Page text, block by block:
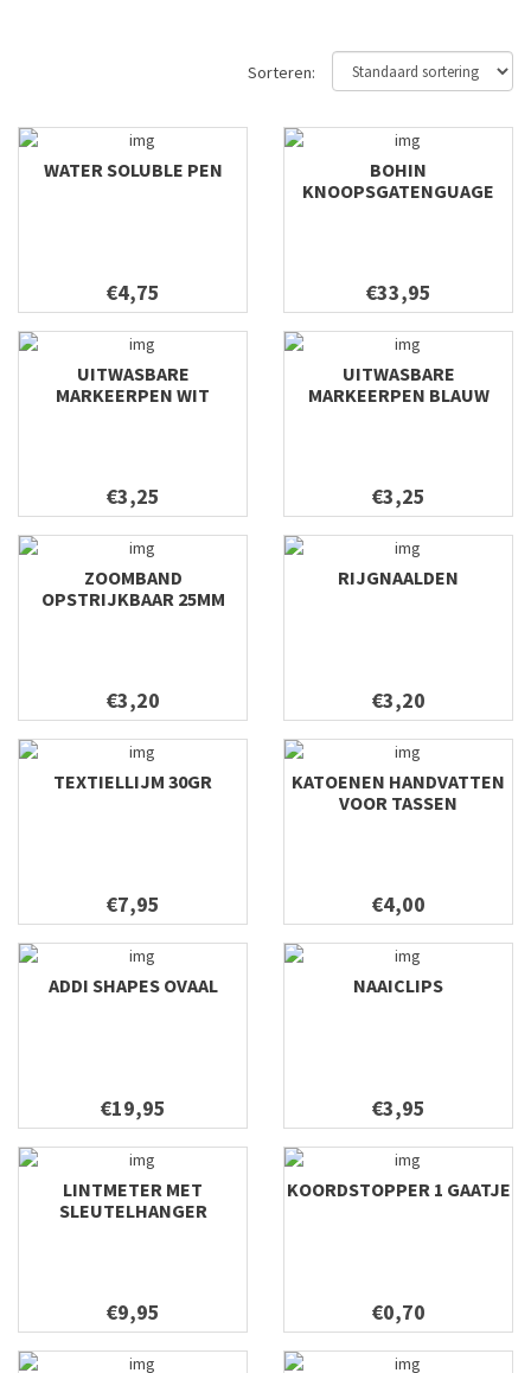
Sorteren:
WATER SOLUBLE PEN
€4,75
BOHIN
KNOOPSGATENGUAGE
€33,95
UITWASBARE
MARKEERPEN WIT
€3,25
UITWASBARE
MARKEERPEN BLAUW
€3,25
ZOOMBAND
OPSTRIJKBAAR 25MM
€3,20
RIJGNAALDEN
€3,20
TEXTIELLIJM 30GR
€7,95
KATOENEN HANDVATTEN
VOOR TASSEN
€4,00
ADDI SHAPES OVAAL
€19,95
NAAICLIPS
€3,95
LINTMETER MET
SLEUTELHANGER
€9,95
KOORDSTOPPER 1 GAATJE
€0,70